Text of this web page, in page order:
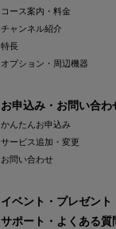
コース案内・料金
チャンネル紹介
特長
オプション・周辺機器
お申込み・お問い合わ
かんたんお申込み
サービス追加・変更
お問い合わせ
イベント・プレゼント
サポート・よくある質